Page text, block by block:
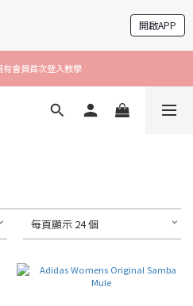
開啟APP
會員首次登入教學
每頁顯示 24 個